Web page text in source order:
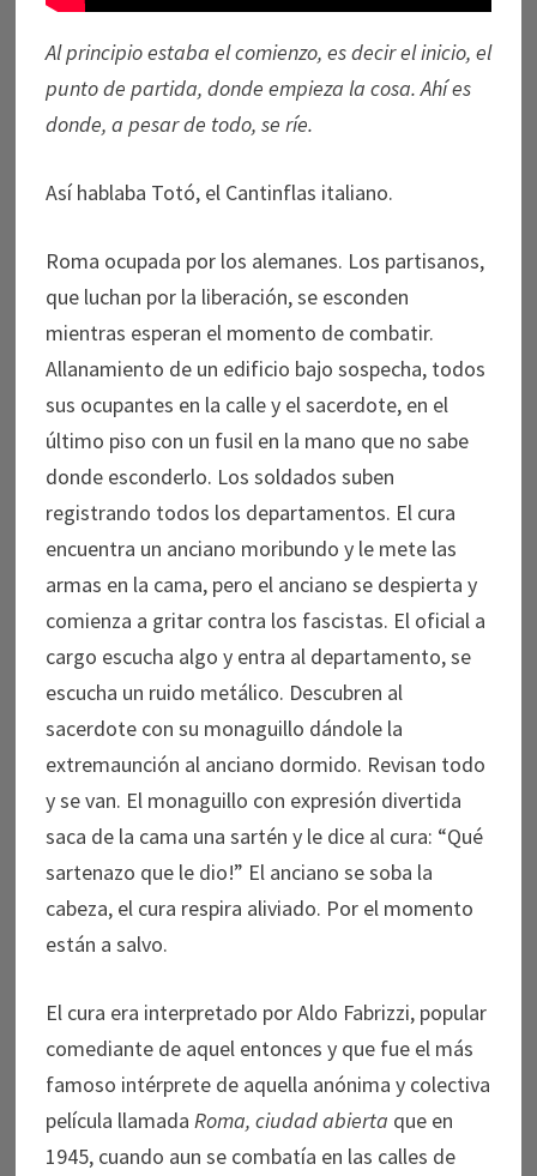
Al principio estaba el comienzo, es decir el inicio, el
punto de partida, donde empieza la cosa. Ahí es
donde, a pesar de todo, se ríe.
Así hablaba Totó, el Cantinflas italiano.
Roma ocupada por los alemanes. Los partisanos,
que luchan por la liberación, se esconden
mientras esperan el momento de combatir.
Allanamiento de un edificio bajo sospecha, todos
sus ocupantes en la calle y el sacerdote, en el
último piso con un fusil en la mano que no sabe
donde esconderlo. Los soldados suben
registrando todos los departamentos. El cura
encuentra un anciano moribundo y le mete las
armas en la cama, pero el anciano se despierta y
comienza a gritar contra los fascistas. El oficial a
cargo escucha algo y entra al departamento, se
escucha un ruido metálico. Descubren al
sacerdote con su monaguillo dándole la
extremaunción al anciano dormido. Revisan todo
y se van. El monaguillo con expresión divertida
saca de la cama una sartén y le dice al cura: “Qué
sartenazo que le dio!” El anciano se soba la
cabeza, el cura respira aliviado. Por el momento
están a salvo.
El cura era interpretado por Aldo Fabrizzi, popular
comediante de aquel entonces y que fue el más
famoso intérprete de aquella anónima y colectiva
película llamada Roma, ciudad abierta que en
1945, cuando aun se combatía en las calles de